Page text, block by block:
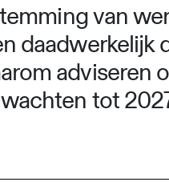
van
daadwerkelijk
adviseren
tot